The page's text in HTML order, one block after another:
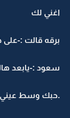
لك
قالت :-على
:-يابعد
وسط عيني وع